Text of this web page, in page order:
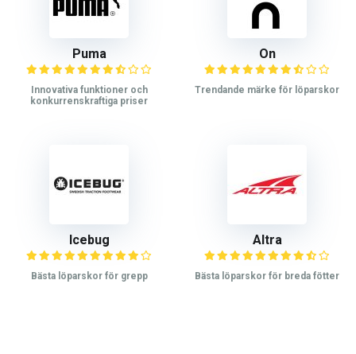
Puma
Innovativa funktioner och
konkurrenskraftiga priser
On
Trendande märke för löparskor
Icebug
Bästa löparskor för grepp
Altra
Bästa löparskor för breda fötter